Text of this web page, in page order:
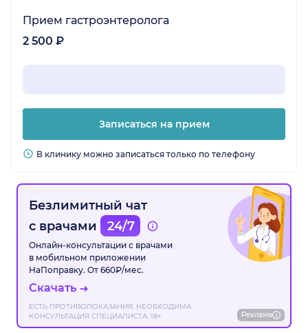
Прием гастроэнтеролога
2 500 ₽
Записаться на прием
В клинику можно записаться только по телефону
Безлимитный чат
с врачами
24/7
Онлайн-консультации с врачами
в мобильном приложении
НаПоправку. От 660₽/мес.
Скачать
ЕСТЬ ПРОТИВОПОКАЗАНИЯ. НЕОБХОДИМА
КОНСУЛЬТАЦИЯ СПЕЦИАЛИСТА. 18+
Реклама